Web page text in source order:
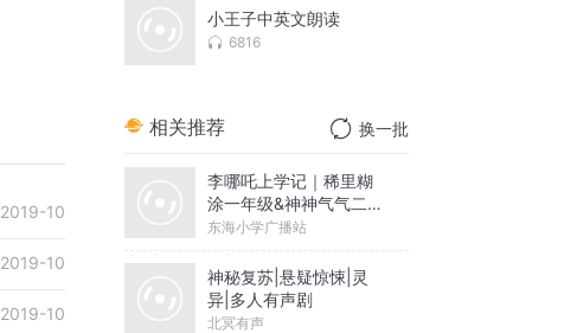
2019-10
2019-10
2019-10
小王子中英文朗读
6816
相关推荐 换一批
李哪吒上学记｜稀里糊
涂一年级&神神气气二年
级
东海小学广播站
神秘复苏|悬疑惊悚|灵
异|多人有声剧
北冥有声